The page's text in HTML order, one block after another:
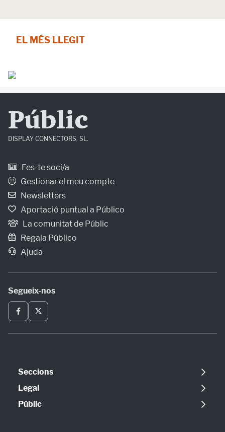
EL MÉS LLEGIT
Públic
DISPLAY CONNECTORS, SL.
Fes-te soci/a
Gestionar el meu compte
Newsletters
Aportació puntual a Público
La comunitat de Públic
Regala Público
Ajuda
Segueix-nos
Seccions
Política
Opinió
Legal
Avís legal
Públic